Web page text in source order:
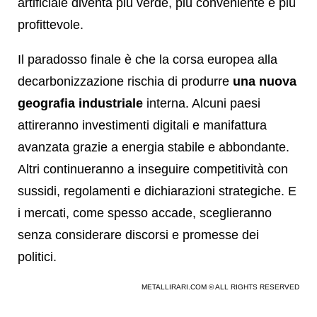
profittevole.
Il paradosso finale è che la corsa europea alla
decarbonizzazione rischia di produrre una nuova
geografia industriale interna. Alcuni paesi
attireranno investimenti digitali e manifattura
avanzata grazie a energia stabile e abbondante.
Altri continueranno a inseguire competitività con
sussidi, regolamenti e dichiarazioni strategiche. E
i mercati, come spesso accade, sceglieranno
senza considerare discorsi e promesse dei
politici.
METALLIRARI.COM © ALL RIGHTS RESERVED